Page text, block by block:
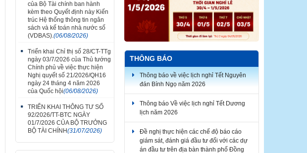
của Bộ Tài chính ban hành
kèm theo Quyết định này Kiến
trúc Hệ thống thông tin ngân
sách và kế toán nhà nước số
(VDBAS).(06/08/2026)
Triển khai Chỉ thị số 28/CT-TTg
ngày 03/7/2026 của Thủ tướng
Chính phủ về việc thực hiện
Nghị quyết số 21/2026/QH16
ngày 24 tháng 4 năm 2026
của Quốc hội(06/08/2026)
TRIỂN KHAI THÔNG TƯ SỐ
92/2026/TT-BTC NGÀY
01/7/2026 CỦA BỘ TRƯỞNG
BỘ TÀI CHÍNH(31/07/2026)
THÔNG BÁO
Thông báo về việc lịch nghỉ Tết Nguyên
đán Bính Ngọ năm 2026
Thông báo Về việc lịch nghỉ Tết Dương
lịch năm 2026
Đề nghị thực hiện các chế độ báo cáo
giám sát, đánh giá đầu tư đối với các dự
án đầu tư trên địa bàn thành phố Đồng